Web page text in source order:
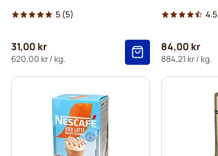
5(5)
31,00 kr
620,00 kr/ kg.
4.5
84,00 kr
884,21 kr/ kg.